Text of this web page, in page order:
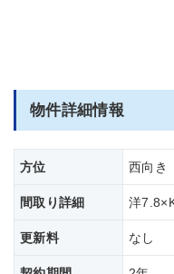
物件詳細情報
方位 西向き
間取り詳細 洋
更新料 なし